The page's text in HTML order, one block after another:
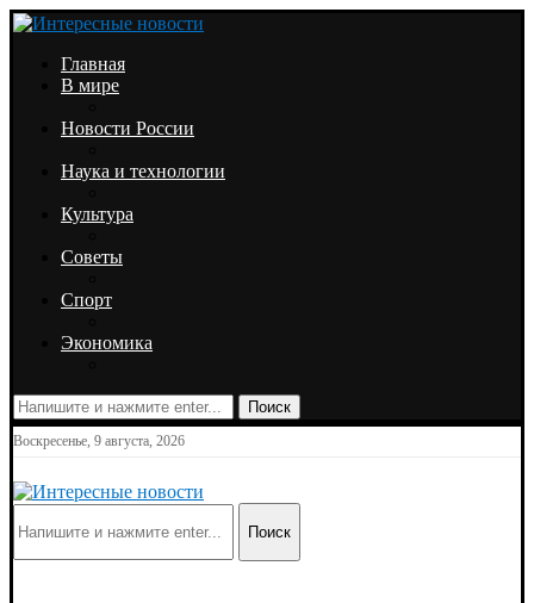
Главная
В мире
Новости России
Наука и технологии
Культура
Советы
Спорт
Экономика
Поиск
Воскресенье, 9 августа, 2026
Поиск